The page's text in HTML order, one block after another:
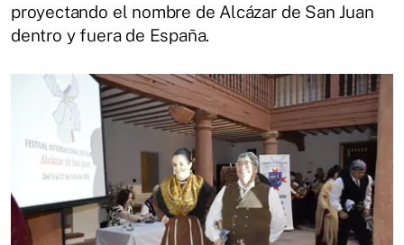
proyectando el nombre de Alcázar de San Juan
dentro y fuera de España.